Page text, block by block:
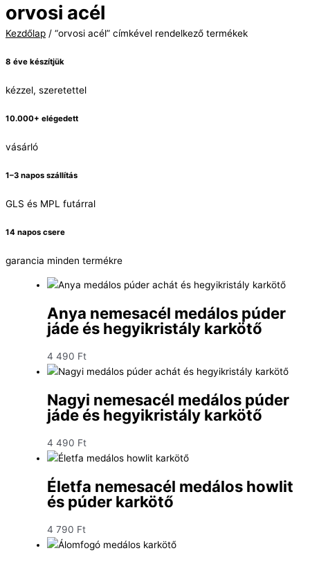
orvosi acél
Kezdőlap / “orvosi acél” címkével rendelkező termékek
8 éve készítjük
kézzel, szeretettel
10.000+ elégedett
vásárló
1–3 napos szállítás
GLS és MPL futárral
14 napos csere
garancia minden termékre
Anya nemesacél medálos púder
jáde és hegyikristály karkötő
4 490 Ft
Nagyi nemesacél medálos púder
jáde és hegyikristály karkötő
4 490 Ft
Életfa nemesacél medálos howlit
és púder karkötő
4 790 Ft